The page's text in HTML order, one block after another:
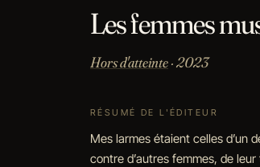
Les femmes
Hors d'atteinte· 2023
RÉSUMÉ DE L'ÉDITEUR
Mes larmes étaient celles d’un
contre d’autres femmes, de